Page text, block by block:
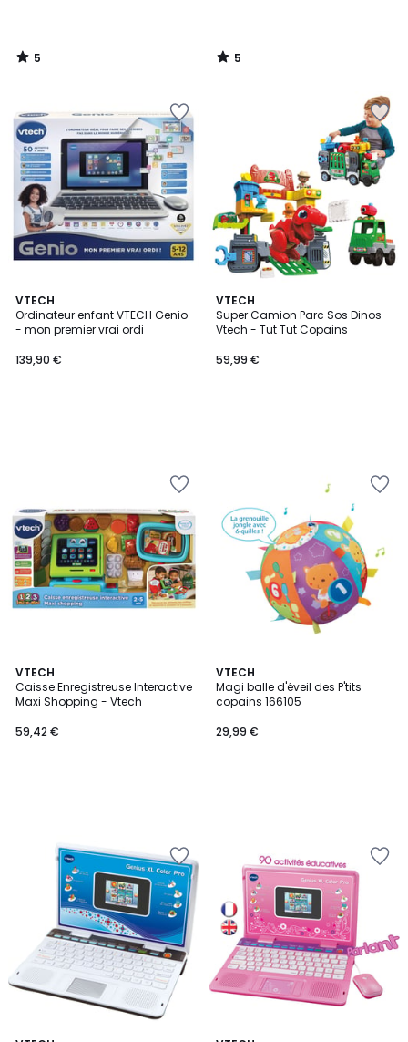
5
/
5
/
VTECH
Ordinateur enfant VTECH Genio
- mon premier vrai ordi
139,90 €
VTECH
Super Camion Parc Sos Dinos -
Vtech - Tut Tut Copains
59,99 €
VTECH
Caisse Enregistreuse Interactive
Maxi Shopping - Vtech
59,42 €
VTECH
Magi balle d'éveil des P'tits
copains 166105
29,99 €